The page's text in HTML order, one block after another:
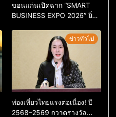
ขอนแก่นเปิดฉาก “SMART
BUSINESS EXPO 2026” ยิ่ง
ยกระดับเศรษฐกิจดิจิทัลอีสาน
ข่าวทั่วไป
ท่องเที่ยวไทยแรงต่อเนื่อง! ปี
2568–2569 กวาดรางวัล